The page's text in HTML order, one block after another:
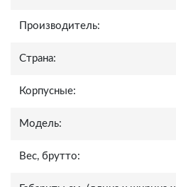
Производитель:
Страна:
Корпусные:
Модель:
Вес, брутто: